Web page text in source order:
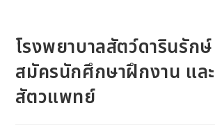
โรงพยาบาลสัตว์ดารินรัก
สมัครนักศึกษาฝึกงาน แล
สัตวแพทย์